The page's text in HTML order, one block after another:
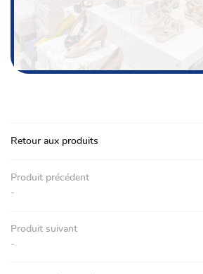
Retour aux produits
Produit précédent
-
Produit suivant
-